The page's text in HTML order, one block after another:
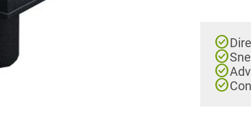
check_circle
check_circle
check_circle
check_circle